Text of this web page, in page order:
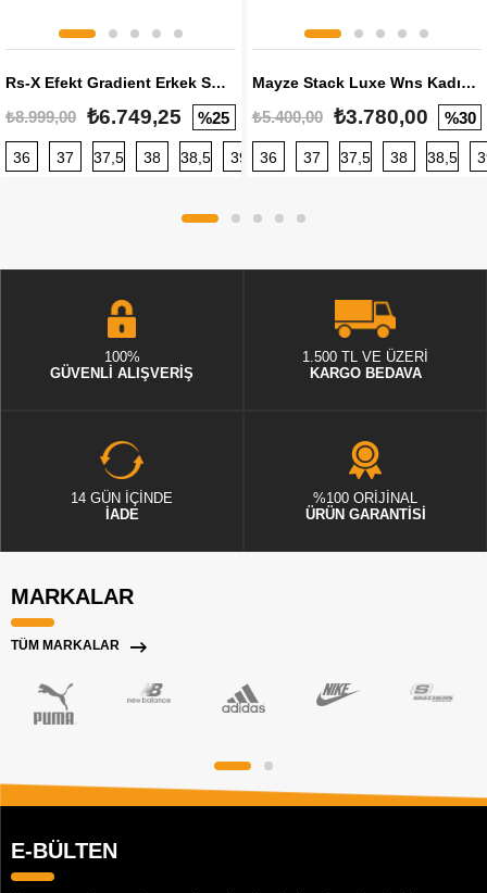
Rs-X Efekt Gradient Erkek Sneaker
₺8.999,00 ₺6.749,25 %25
36 37 37,5 38 38,5 39 40 40,5 41 42 42,5
Mayze Stack Luxe Wns Kadın Sneaker
₺5.400,00 ₺3.780,00 %30
36 37 37,5 38 38,5
100%
GÜVENLİ ALIŞVERİŞ
1.500 TL VE ÜZERİ
KARGO BEDAVA
14 GÜN İÇİNDE
İADE
%100 ORİJİNAL
ÜRÜN GARANTİSİ
MARKALAR
TÜM MARKALAR
E-BÜLTEN